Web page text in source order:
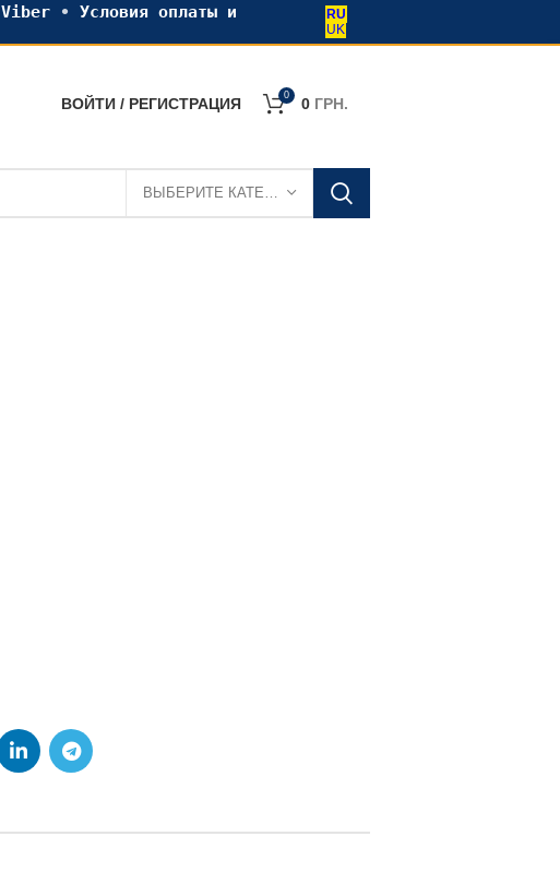
Viber• Условия оплаты и
RU
UK
ВОЙТИ / РЕГИСТРАЦИЯ 0 0 ГРН.
ВЫБЕРИТЕ КАТЕГОРИЮ